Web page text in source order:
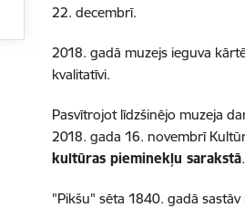
22. decembrī.
2018. gadā muzejs ieguva
kvalitatīvi.
Pasvītrojot līdzšinējo muzeja
2018. gada 16. novembrī
kultūras pieminekļu sarakstā
"Pikšu" sēta 1840. gadā